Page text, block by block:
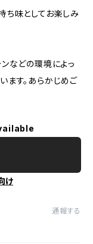
ち味としてお楽しみ
などの環境によっ
ます。あらかじめご
け
通報する